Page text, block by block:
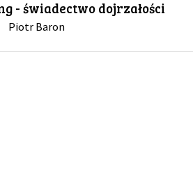
- świadectwo dojrzałości
Piotr Baron